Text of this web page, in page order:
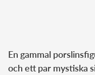
En gammal
och ett par mystiska